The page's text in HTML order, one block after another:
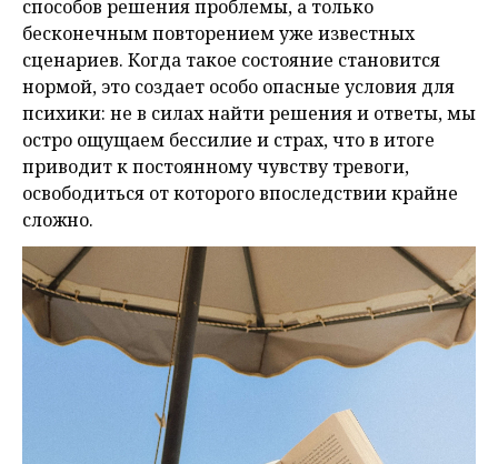
способов решения проблемы, а только
бесконечным повторением уже известных
сценариев. Когда такое состояние становится
нормой, это создает особо опасные условия для
психики: не в силах найти решения и ответы, мы
остро ощущаем бессилие и страх, что в итоге
приводит к постоянному чувству тревоги,
освободиться от которого впоследствии крайне
сложно.